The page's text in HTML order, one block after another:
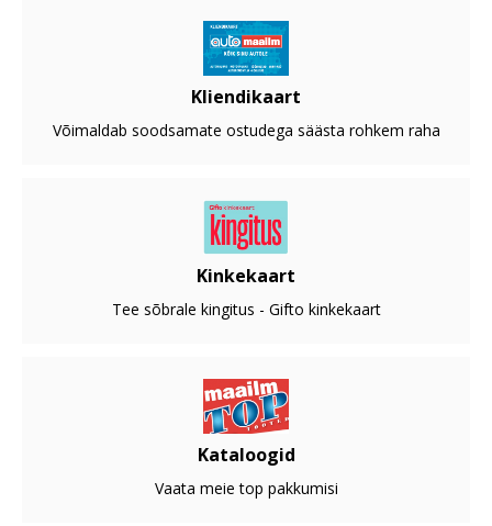
Kliendikaart
Võimaldab soodsamate ostudega säästa rohkem raha
Kinkekaart
Tee sõbrale kingitus - Gifto kinkekaart
Kataloogid
Vaata meie top pakkumisi